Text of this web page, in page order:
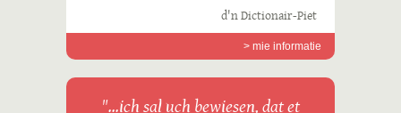
d'n Dictionair-Piet
> mie informatie
"...ich sal uch bewiesen, dat et